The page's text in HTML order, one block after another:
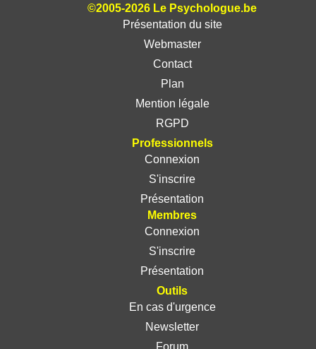
©2005-2026 Le Psychologue.be
Présentation du site
Webmaster
Contact
Plan
Mention légale
RGPD
Professionnels
Connexion
S'inscrire
Présentation
Membres
Connexion
S'inscrire
Présentation
Outils
En cas d'urgence
Newsletter